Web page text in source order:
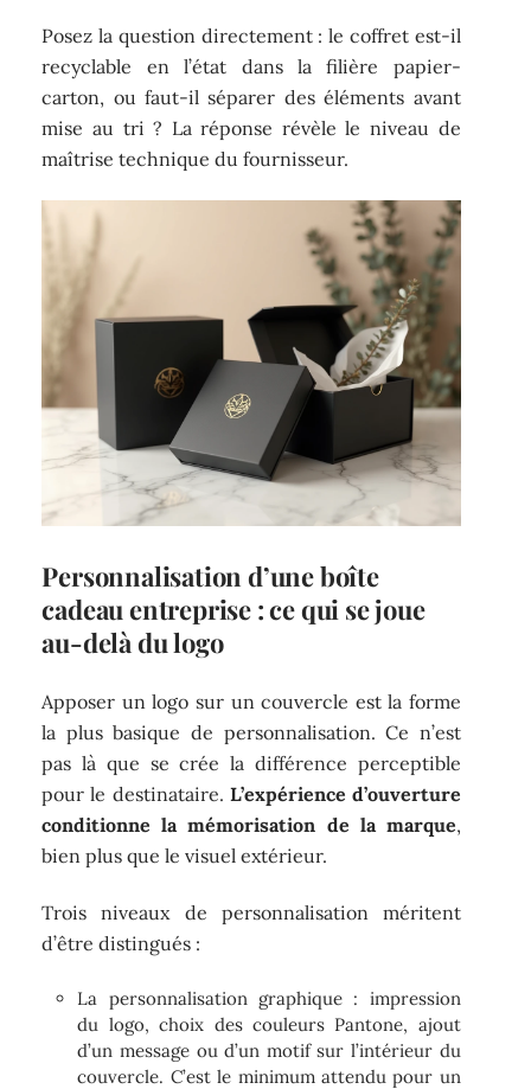
Posez la question directement : le coffret est-il
recyclable en l’état dans la filière papier-
carton, ou faut-il séparer des éléments avant
mise au tri ? La réponse révèle le niveau de
maîtrise technique du fournisseur.
Personnalisation d’une boîte
cadeau entreprise : ce qui se joue
au-delà du logo
Apposer un logo sur un couvercle est la forme
la plus basique de personnalisation. Ce n’est
pas là que se crée la différence perceptible
pour le destinataire. L’expérience d’ouverture
conditionne la mémorisation de la marque,
bien plus que le visuel extérieur.
Trois niveaux de personnalisation méritent
d’être distingués :
La personnalisation graphique : impression
du logo, choix des couleurs Pantone, ajout
d’un message ou d’un motif sur l’intérieur du
couvercle. C’est le minimum attendu pour un